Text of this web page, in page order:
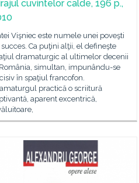
cuvintelor calde, 196 p.,
Vişniec este numele unei poveşti
Ca puţini alţii, el defineşte
dramaturgic al ultimelor decenii
simultan, impunându-se
în spaţiul francofon.
practică o scriitură
aparent excentrică,